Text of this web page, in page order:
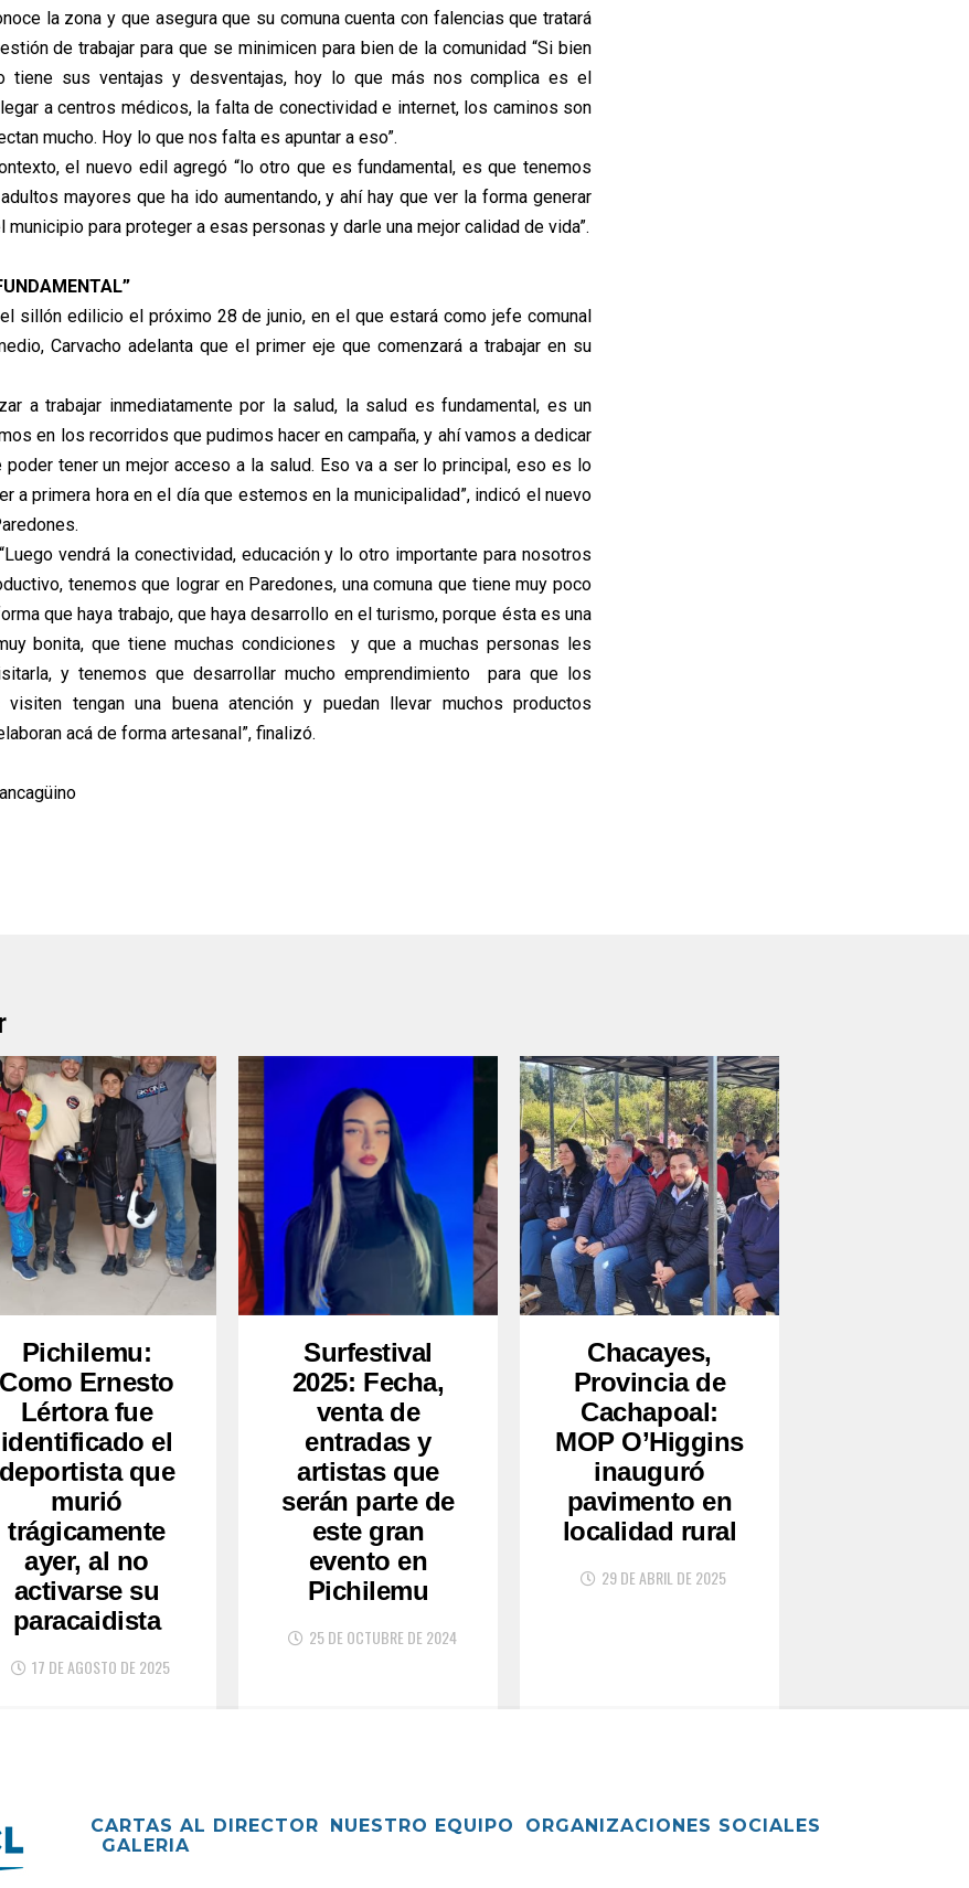
la zona y que asegura que su comuna cuenta con falencias que tratará
de trabajar para que se minimicen para bien de la comunidad “Si bien
tiene sus ventajas y desventajas, hoy lo que más nos complica es el
a centros médicos, la falta de conectividad e internet, los caminos son
mucho. Hoy lo que nos falta es apuntar a eso”.
el nuevo edil agregó “lo otro que es fundamental, es que tenemos
mayores que ha ido aumentando, y ahí hay que ver la forma generar
para proteger a esas personas y darle una mejor calidad de vida”.
sillón edilicio el próximo 28 de junio, en el que estará como jefe comunal
Carvacho adelanta que el primer eje que comenzará a trabajar en su
a trabajar inmediatamente por la salud, la salud es fundamental, es un
en los recorridos que pudimos hacer en campaña, y ahí vamos a dedicar
tener un mejor acceso a la salud. Eso va a ser lo principal, eso es lo
a primera hora en el día que estemos en la municipalidad”, indicó el nuevo
vendrá la conectividad, educación y lo otro importante para nosotros
tenemos que lograr en Paredones, una comuna que tiene muy poco
que haya trabajo, que haya desarrollo en el turismo, porque ésta es una
bonita, que tiene muchas condiciones y que a muchas personas les
y tenemos que desarrollar mucho emprendimiento para que los
tengan una buena atención y puedan llevar muchos productos
acá de forma artesanal”, finalizó.
Pichilemu:
Como Ernesto
Lértora fue
identificado el
deportista que
murió
trágicamente
ayer, al no
activarse su
paracaidista
17 DE AGOSTO DE 2025
Surfestival
2025: Fecha,
venta de
entradas y
artistas que
serán parte de
este gran
evento en
Pichilemu
25 DE OCTUBRE DE 2024
Chacayes,
Provincia de
Cachapoal:
MOP O’Higgins
inauguró
pavimento en
localidad rural
29 DE ABRIL DE 2025
CARTAS AL DIRECTOR NUESTRO EQUIPO
ORGANIZACIONES SOCIALES
GALERIA